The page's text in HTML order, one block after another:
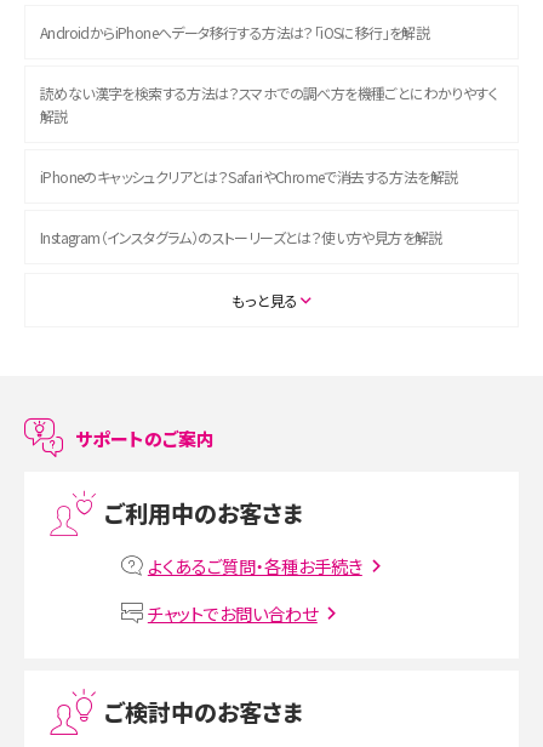
AndroidからiPhoneへデータ移行する方法は？「iOSに移行」を解説
読めない漢字を検索する方法は？スマホでの調べ方を機種ごとにわかりやすく
解説
iPhoneのキャッシュクリアとは？SafariやChromeで消去する方法を解説
Instagram（インスタグラム）のストーリーズとは？使い方や見方を解説
ASMRとは？初心者向けの代表ジャンルや楽しみ方を解説
LINEで友だちを削除する方法は？方法ごとの影響や復活・復元する方法も解説
MNOとは？MVNOやMVNEとの違いやメリット・デメリットを解説
VPN接続とは？仕組みや必要性、メリット・デメリット、接続方法を解説
Instagram（インスタグラム）でスクショするとバレる？バレるケースや撮り方も解
もっと見る
サポートのご案内
ご利用中のお客さま
よくあるご質問・各種お手続き
チャットでお問い合わせ
ご検討中のお客さま